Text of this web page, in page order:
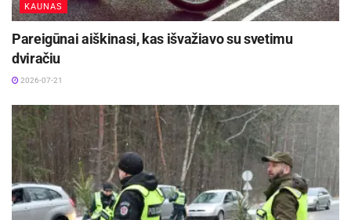
KAUNAS
Pareigūnai aiškinasi, kas išvažiavo su svetimu
dviračiu
2026-07-21